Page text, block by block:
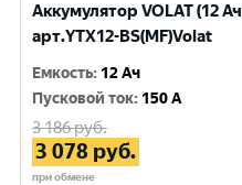
Аккумулятор VOLAT (12
арт.YTX12-BS(MF)Volat
Емкость: 12 Ач
Пусковой ток: 150 A
3 186руб.
3 078 руб.
при обмене